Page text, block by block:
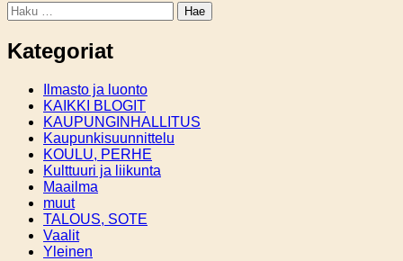
Haku:
Kategoriat
Ilmasto ja luonto
KAIKKI BLOGIT
KAUPUNGINHALLITUS
Kaupunkisuunnittelu
KOULU, PERHE
Kulttuuri ja liikunta
Maailma
muut
TALOUS, SOTE
Vaalit
Yleinen